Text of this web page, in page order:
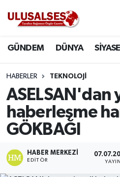
GÜNDEM DÜNYA
HABERLER TEKNOLOJI
ASELSAN'dan
haberleşme
GÖKBAĞI
HABER MERKEZI
EDITÖR
DÜNYA
SİYASET
EKONOMİ
SAĞLIK
Trafik Durumu
Süper Lig Puan Durumu
Tüm Manşetler
Haber Arşivi